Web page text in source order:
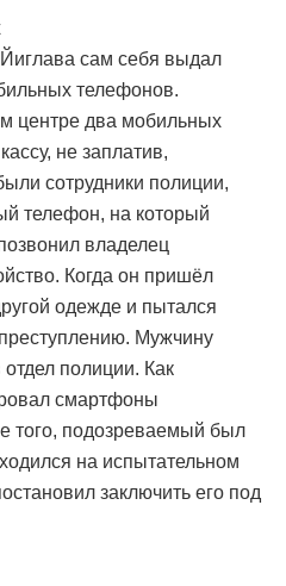
сам себя выдал
телефонов.
центре два мобильных
не заплатив,
сотрудники полиции,
телефон, на который
владелец
Когда он пришёл
одежде и пытался
Мужчину
полиции. Как
смартфоны
того, подозреваемый был
на испытательном
заключить его под